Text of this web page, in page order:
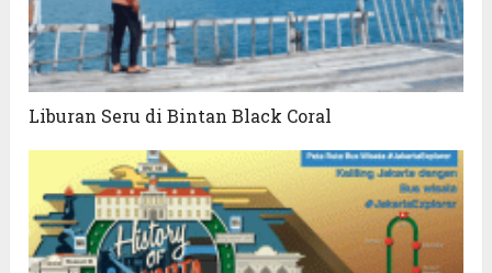
Liburan Seru di Bintan Black Coral